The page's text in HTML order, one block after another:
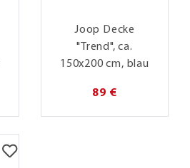
Joop Decke
"Trend", ca.
150x200 cm, blau
89 €